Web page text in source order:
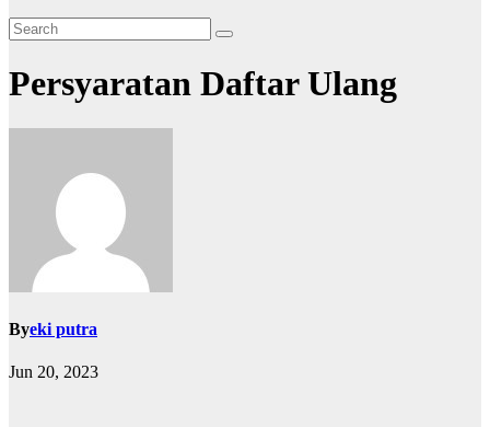
Persyaratan Daftar Ulang
Byeki putra
Jun 20, 2023